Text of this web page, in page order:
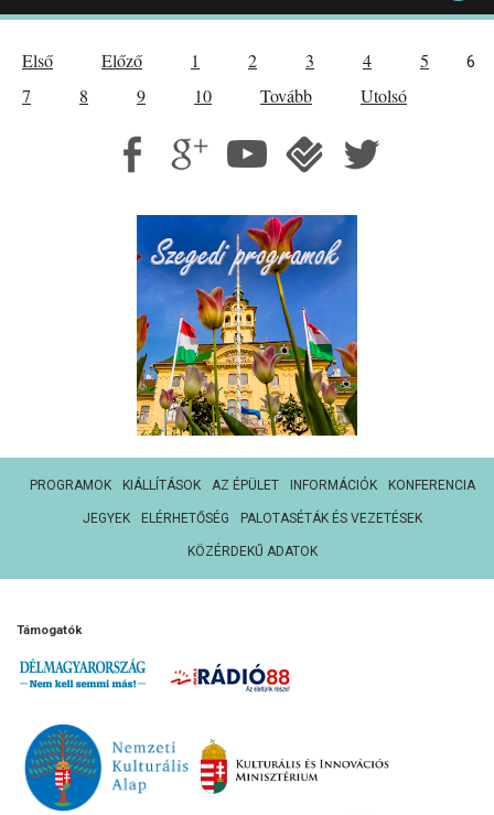
Első Előző 1 2 3 4 5 6
7 8 9 10 Tovább Utolsó
PROGRAMOK KIÁLLÍTÁSOK AZ ÉPÜLET INFORMÁCIÓK KONFERENCIA
JEGYEK ELÉRHETŐSÉG PALOTASÉTÁK ÉS VEZETÉSEK
KÖZÉRDEKŰ ADATOK
Támogatók